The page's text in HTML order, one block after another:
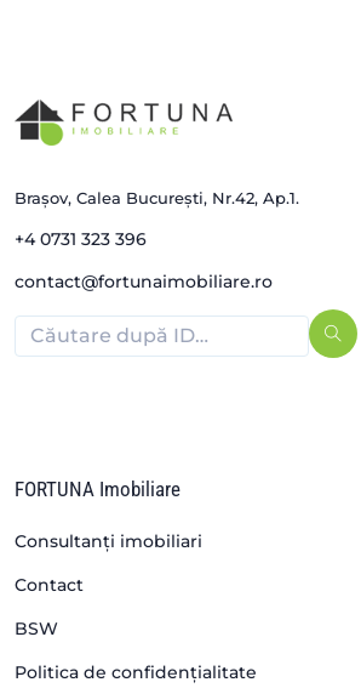
Brașov, Calea București, Nr.42, Ap.1.
+4 0731 323 396
contact@fortunaimobiliare.ro
FORTUNA Imobiliare
Consultanți imobiliari
Contact
BSW
Politica de confidențialitate